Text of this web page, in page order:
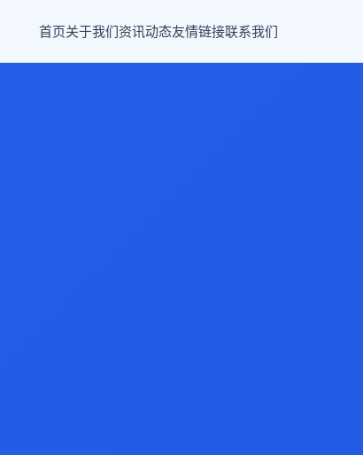
首页关于我们资讯动态友情链接联系我们